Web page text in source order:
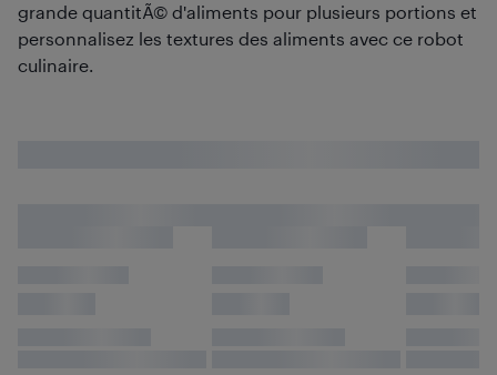
grande quantitÃ© d'aliments pour plusieurs portions et
personnalisez les textures des aliments avec ce robot
culinaire.